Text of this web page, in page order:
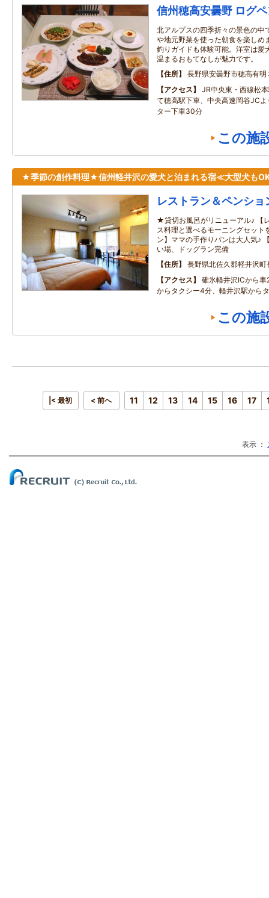
信州穂高安曇野 ログ
北アルプスの四季折々の景色の中
や地元野菜を使った朝食を楽しめ
釣りガイドも体験可能。洋室は愛
温まるおもてなしが魅力です。
住所
長野県安曇野市穂高有明
アクセス
JR中央東・西線松
て穂高駅下車、中央高速岡谷JC
ター下車30分
この施
★季節の創作料理★信州軽井沢の愛犬と泊まれる宿≪大型犬も
レストラン＆ペンシ
★貸切お風呂がリニューアル♪ 【
ス料理と選べるモーニングセット
ン】ママの手作りパンは大人気♪
い場、ドッグラン完備
住所
長野県北佐久郡軽井沢町
アクセス
碓氷軽井沢ICから
からタクシー4分、軽井沢駅から
この施
|< 最初 < 前へ 11 12 13 14 15 16 17
表示 ：